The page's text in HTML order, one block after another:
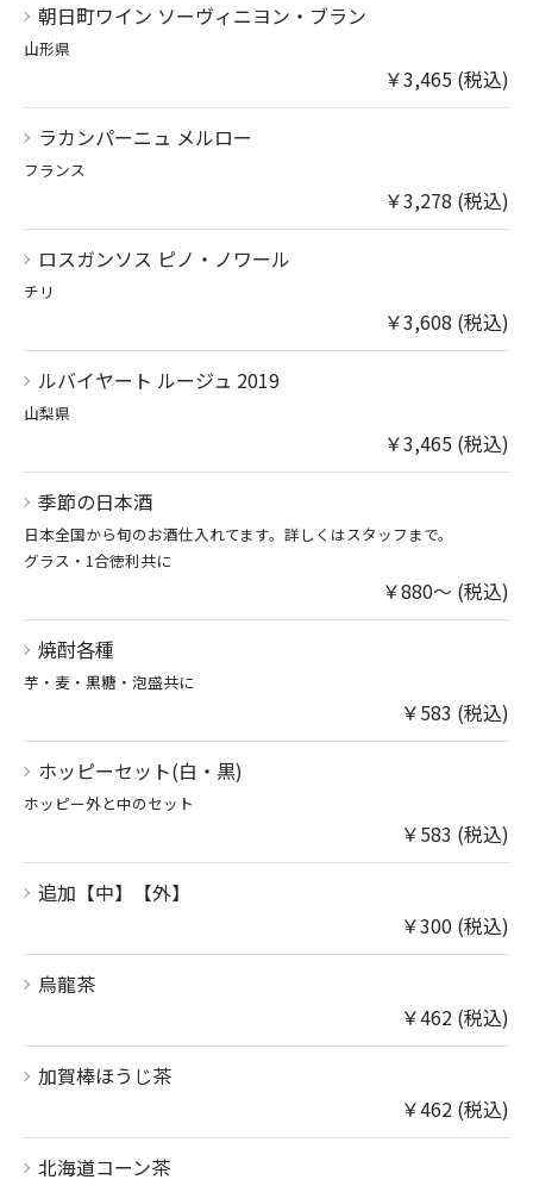
朝日町ワイン ソーヴィニヨン・ブラン
山形県
￥3,465 (税込)
ラカンパーニュ メルロー
フランス
￥3,278 (税込)
ロスガンソス ピノ・ノワール
チリ
￥3,608 (税込)
ルバイヤート ルージュ 2019
山梨県
￥3,465 (税込)
季節の日本酒
日本全国から旬のお酒仕入れてます。詳しくはスタッフまで。
グラス・1合徳利共に
￥880～ (税込)
焼酎各種
芋・麦・黒糖・泡盛共に
￥583 (税込)
ホッピーセット(白・黒)
ホッピー外と中のセット
￥583 (税込)
追加【中】【外】
￥300 (税込)
烏龍茶
￥462 (税込)
加賀棒ほうじ茶
￥462 (税込)
北海道コーン茶